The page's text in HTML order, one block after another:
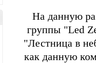
На данную
группы "Led
"Лестница в
как данную